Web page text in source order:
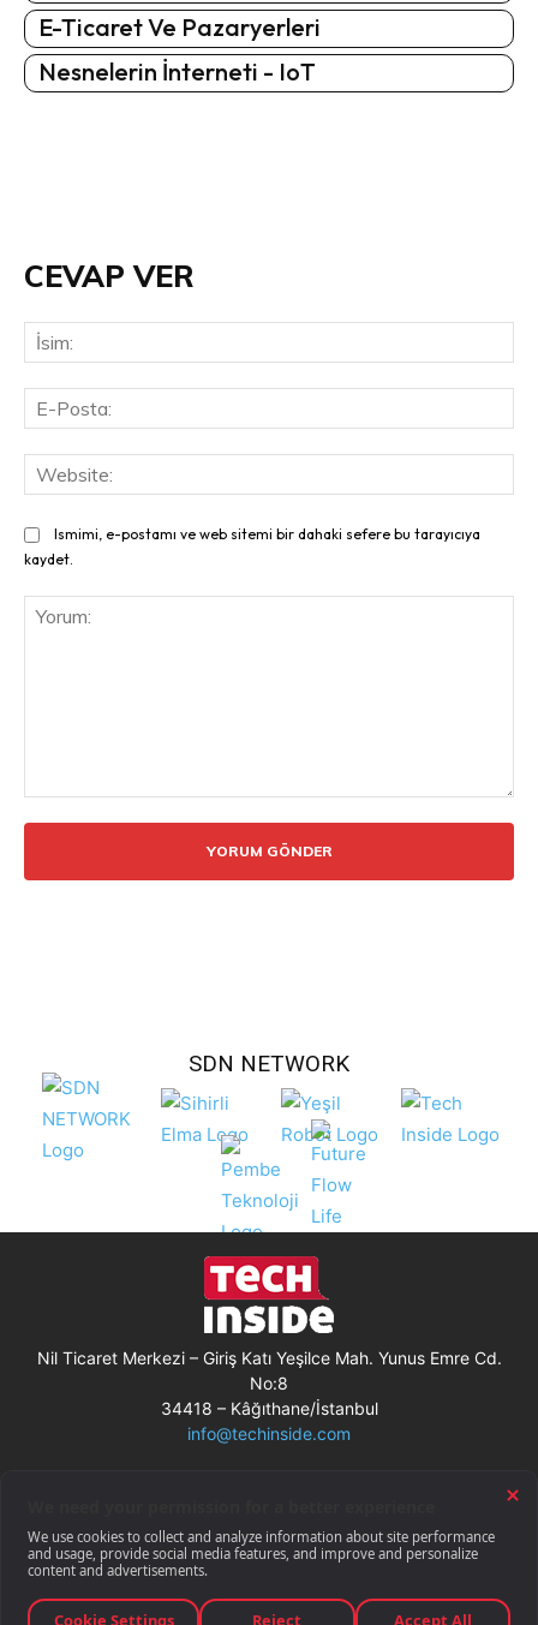
E-Ticaret Ve Pazaryerleri
Nesnelerin İnterneti - IoT
CEVAP VER
Ismimi, e-postamı ve web sitemi bir dahaki sefere bu tarayıcıya
kaydet.
SDN NETWORK
Nil Ticaret Merkezi – Giriş Katı Yeşilce Mah. Yunus Emre Cd.
No:8
34418 – Kâğıthane/İstanbul
info@techinside.com
Gizlilik Bildirimi
RSS